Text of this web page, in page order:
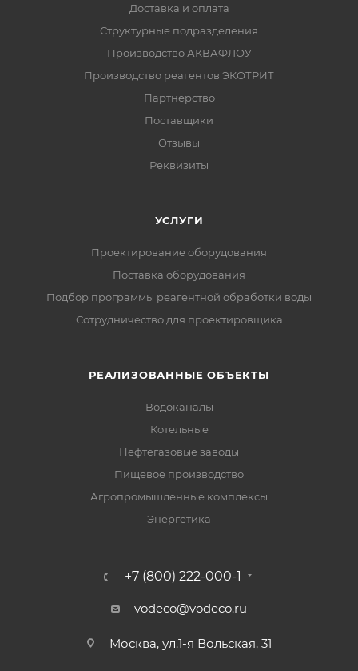
Доставка и оплата
Структурные подразделения
Производство АКВАФЛОУ
Производство реагентов ЭКОТРИТ
Партнерство
Поставщики
Отзывы
Реквизиты
УСЛУГИ
Проектирование оборудования
Поставка оборудования
Подбор программы реагентной обработки воды
Сотрудничество для проектировщика
РЕАЛИЗОВАННЫЕ ОБЪЕКТЫ
Водоканалы
Котельные
Нефтегазовые заводы
Пищевое производство
Агропромышленные комплексы
Энергетика
+7 (800) 222-000-1
vodeco@vodeco.ru
Москва, ул.1-я Вольская, 31